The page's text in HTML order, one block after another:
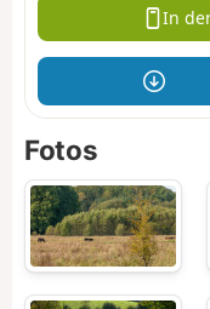
In
Fotos